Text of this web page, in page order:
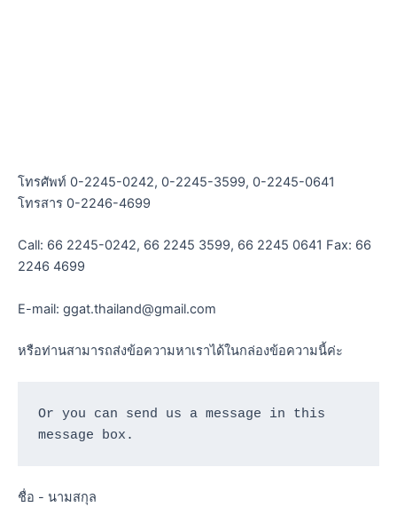
โทรศัพท์ 0-2245-0242, 0-2245-3599, 0-2245-0641
โทรสาร 0-2246-4699
Call: 66 2245-0242, 66 2245 3599, 66 2245 0641 Fax: 66
2246 4699
E-mail: ggat.thailand@gmail.com
หรือท่านสามารถส่งข้อความหาเราได้ในกล่องข้อความนี้ค่ะ
Or you can send us a message in this
message box.
ชื่อ - นามสกุล